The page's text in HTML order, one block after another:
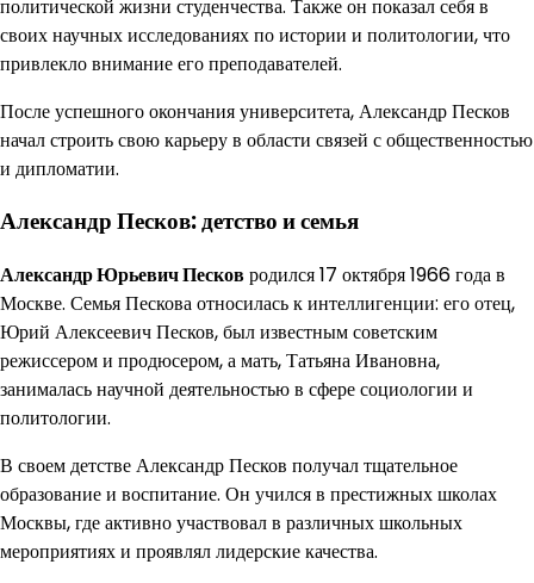
политической жизни студенчества. Также он показал себя в
своих научных исследованиях по истории и политологии, что
привлекло внимание его преподавателей.
После успешного окончания университета, Александр Песков
начал строить свою карьеру в области связей с общественностью
и дипломатии.
Александр Песков: детство и семья
Александр Юрьевич Песковродился 17 октября 1966 года в
Москве. Семья Пескова относилась к интеллигенции: его отец,
Юрий Алексеевич Песков, был известным советским
режиссером и продюсером, а мать, Татьяна Ивановна,
занималась научной деятельностью в сфере социологии и
политологии.
В своем детстве Александр Песков получал тщательное
образование и воспитание. Он учился в престижных школах
Москвы, где активно участвовал в различных школьных
мероприятиях и проявлял лидерские качества.